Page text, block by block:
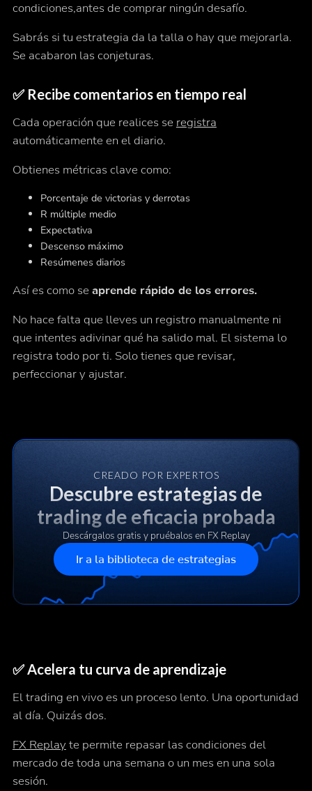
condiciones,antes de comprar ningún desafío.
Sabrás si tu estrategia da la talla o hay que mejorarla.
Se acabaron las conjeturas.
✅ Recibe comentarios en tiempo real
Cada operación que realices se registra
automáticamente en el diario.
Obtienes métricas clave como:
Porcentaje de victorias y derrotas
R múltiple medio
Expectativa
Descenso máximo
Resúmenes diarios
Así es como se aprende rápido de los errores.
No hace falta que lleves un registro manualmente ni
que intentes adivinar qué ha salido mal. El sistema lo
registra todo por ti. Solo tienes que revisar,
perfeccionar y ajustar.
CREADO POR EXPERTOS
Descubre estrategias de
trading de eficacia probada
Descárgalos gratis y pruébalos en FX Replay
Ir a la biblioteca de estrategias
✅ Acelera tu curva de aprendizaje
El trading en vivo es un proceso lento. Una oportunidad
al día. Quizás dos.
FX Replay te permite repasar las condiciones del
mercado de toda una semana o un mes en una sola
sesión.